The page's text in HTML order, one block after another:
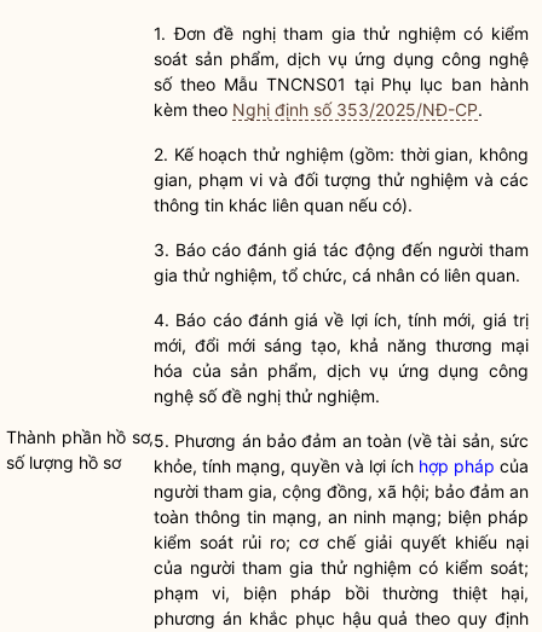
Thành phần hồ sơ,
số lượng hồ sơ
1. Đơn đề nghị tham gia thử nghiệm có kiểm
soát sản phẩm, dịch vụ ứng dụng công nghệ
số theo Mẫu TNCNS01 tại Phụ lục ban hành
kèm theo Nghị định số 353/2025/NĐ-CP.
2. Kế hoạch thử nghiệm (gồm: thời gian, không
gian, phạm vi và đối tượng thử nghiệm và các
thông tin khác liên quan nếu có).
3. Báo cáo đánh giá tác động đến người tham
gia thử nghiệm, tổ chức, cá nhân có liên quan.
4. Báo cáo đánh giá về lợi ích, tính mới, giá trị
mới, đổi mới sáng tạo, khả năng thương mại
hóa của sản phẩm, dịch vụ ứng dụng công
nghệ số đề nghị thử nghiệm.
5. Phương án bảo đảm an toàn (về tài sản, sức
khỏe, tính mạng, quyền và lợi ích hợp pháp của
người tham gia, cộng đồng, xã hội; bảo đảm an
toàn thông tin mạng, an ninh mạng; biện pháp
kiểm soát rủi ro; cơ chế giải quyết khiếu nại
của người tham gia thử nghiệm có kiểm soát;
phạm vi, biện pháp bồi thường thiệt hại,
phương án khắc phục hậu quả theo quy định